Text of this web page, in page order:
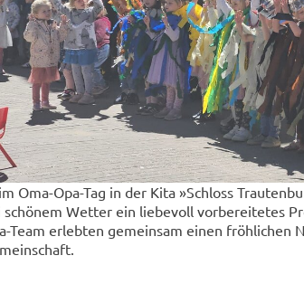
Oma-Opa-Tag in der Kita »Schloss
schönem Wetter ein liebevoll vorbereitetes
Team erlebten gemeinsam einen fröhlichen